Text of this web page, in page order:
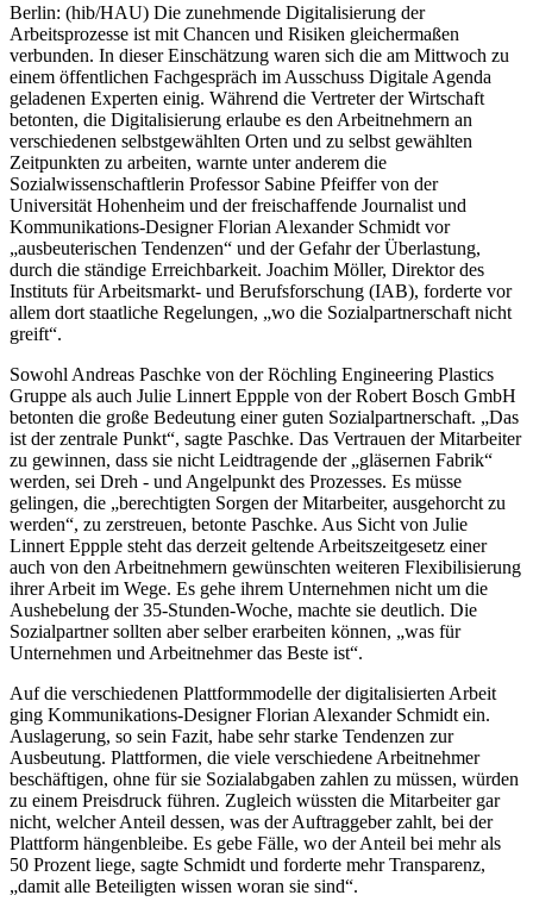
Berlin: (hib/HAU) Die zunehmende Digitalisierung der
Arbeitsprozesse ist mit Chancen und Risiken gleichermaßen
verbunden. In dieser Einschätzung waren sich die am Mittwoch zu
einem öffentlichen Fachgespräch im Ausschuss Digitale Agenda
geladenen Experten einig. Während die Vertreter der Wirtschaft
betonten, die Digitalisierung erlaube es den Arbeitnehmern an
verschiedenen selbstgewählten Orten und zu selbst gewählten
Zeitpunkten zu arbeiten, warnte unter anderem die
Sozialwissenschaftlerin Professor Sabine Pfeiffer von der
Universität Hohenheim und der freischaffende Journalist und
Kommunikations-Designer Florian Alexander Schmidt vor
„ausbeuterischen Tendenzen“ und der Gefahr der Überlastung,
durch die ständige Erreichbarkeit. Joachim Möller, Direktor des
Instituts für Arbeitsmarkt- und Berufsforschung (IAB), forderte vor
allem dort staatliche Regelungen, „wo die Sozialpartnerschaft nicht
greift“.
Sowohl Andreas Paschke von der Röchling Engineering Plastics
Gruppe als auch Julie Linnert Eppple von der Robert Bosch GmbH
betonten die große Bedeutung einer guten Sozialpartnerschaft. „Das
ist der zentrale Punkt“, sagte Paschke. Das Vertrauen der Mitarbeiter
zu gewinnen, dass sie nicht Leidtragende der „gläsernen Fabrik“
werden, sei Dreh - und Angelpunkt des Prozesses. Es müsse
gelingen, die „berechtigten Sorgen der Mitarbeiter, ausgehorcht zu
werden“, zu zerstreuen, betonte Paschke. Aus Sicht von Julie
Linnert Eppple steht das derzeit geltende Arbeitszeitgesetz einer
auch von den Arbeitnehmern gewünschten weiteren Flexibilisierung
ihrer Arbeit im Wege. Es gehe ihrem Unternehmen nicht um die
Aushebelung der 35-Stunden-Woche, machte sie deutlich. Die
Sozialpartner sollten aber selber erarbeiten können, „was für
Unternehmen und Arbeitnehmer das Beste ist“.
Auf die verschiedenen Plattformmodelle der digitalisierten Arbeit
ging Kommunikations-Designer Florian Alexander Schmidt ein.
Auslagerung, so sein Fazit, habe sehr starke Tendenzen zur
Ausbeutung. Plattformen, die viele verschiedene Arbeitnehmer
beschäftigen, ohne für sie Sozialabgaben zahlen zu müssen, würden
zu einem Preisdruck führen. Zugleich wüssten die Mitarbeiter gar
nicht, welcher Anteil dessen, was der Auftraggeber zahlt, bei der
Plattform hängenbleibe. Es gebe Fälle, wo der Anteil bei mehr als
50 Prozent liege, sagte Schmidt und forderte mehr Transparenz,
„damit alle Beteiligten wissen woran sie sind“.